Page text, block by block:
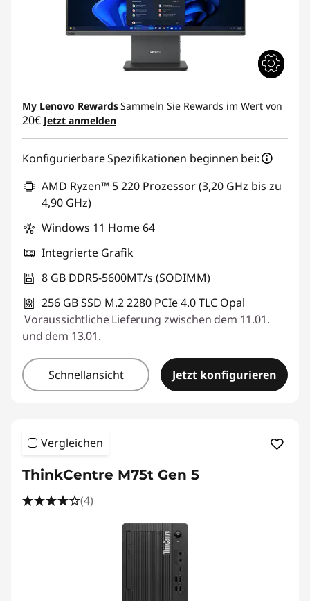
My Lenovo RewardsSammeln Sie Rewards im Wert von
20€ Jetzt anmelden
Konfigurierbare Spezifikationen beginnen bei:
AMD Ryzen™ 5 220 Prozessor (3,20 GHz bis zu
4,90 GHz)
Windows 11 Home 64
Integrierte Grafik
8 GB DDR5-5600MT/s (SODIMM)
256 GB SSD M.2 2280 PCIe 4.0 TLC Opal
Voraussichtliche Lieferung zwischen dem 11.01.
und dem 13.01.
Schnellansicht Jetzt konfigurieren
Vergleichen
ThinkCentre M75t Gen 5
(4)